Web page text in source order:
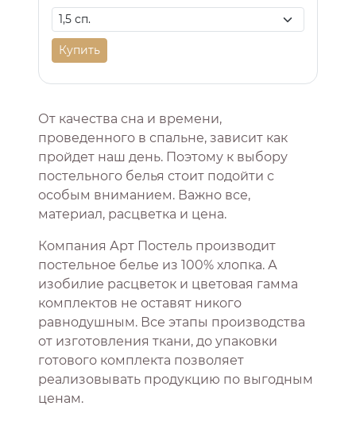
Купить
От качества сна и времени,
проведенного в спальне, зависит как
пройдет наш день. Поэтому к выбору
постельного белья стоит подойти с
особым вниманием. Важно все,
материал, расцветка и цена.
Компания Арт Постель производит
постельное белье из 100% хлопка. А
изобилие расцветок и цветовая гамма
комплектов не оставят никого
равнодушным. Все этапы производства
от изготовления ткани, до упаковки
готового комплекта позволяет
реализовывать продукцию по выгодным
ценам.